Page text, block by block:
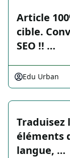
Article
cible.
SEO !! …
Edu Urban
éléments
langue, …